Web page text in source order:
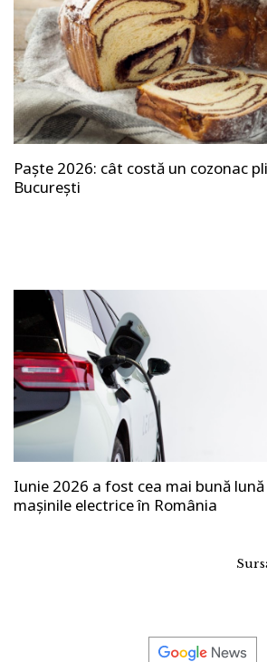
Paște 2026: cât costă un cozonac
București
Iunie 2026 a fost cea mai bună
mașinile electrice în România